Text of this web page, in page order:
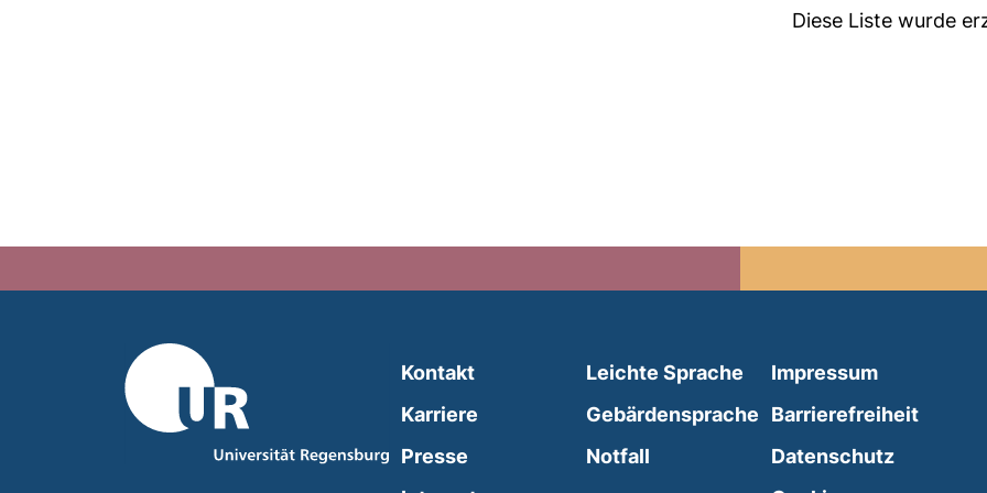
Diese Liste wurde
Kontakt
Karriere
Presse
Leichte Sprache (external link, opens in a
Gebärdensprache (external link, opens in
Notfall (external link, opens in a new
Impressum
Barrierefreiheit
Datenschutz